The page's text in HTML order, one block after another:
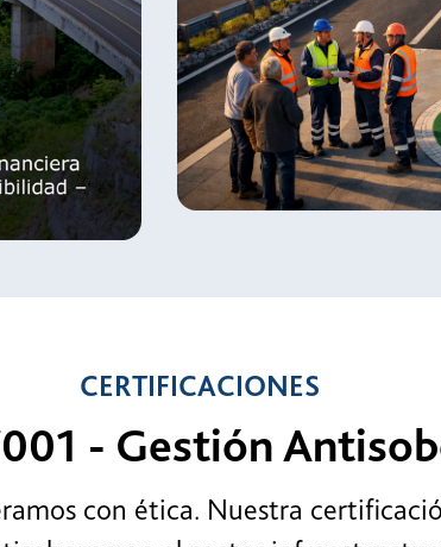
CERTIFICACIONES
- Gestión
con ética. Nuestra certificación